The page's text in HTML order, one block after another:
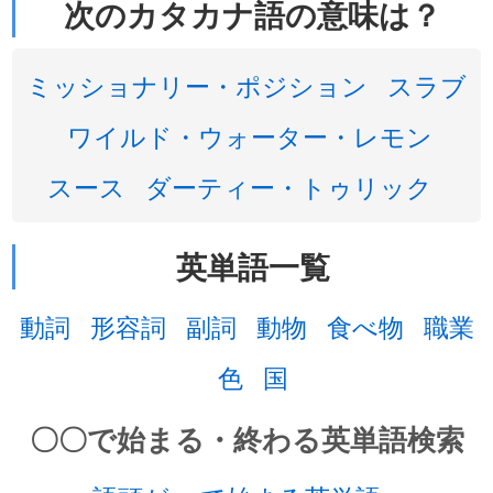
次のカタカナ語の意味は？
ミッショナリー・ポジション
スラブ
ワイルド・ウォーター・レモン
スース
ダーティー・トゥリック
英単語一覧
動詞 形容詞 副詞 動物 食べ物 職業
色 国
〇〇で始まる・終わる英単語検索